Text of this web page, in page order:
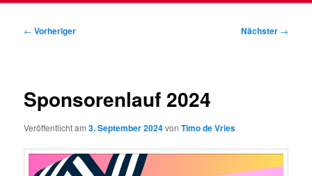
Beitragsnavigation
← Vorheriger Nächster →
Sponsorenlauf 2024
Veröffentlicht am3. September 2024vonTimo de Vries